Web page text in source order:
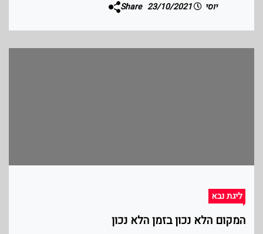
יוסי Share
ליגת נבא
המקום הלא נכון בזמן הלא נכון